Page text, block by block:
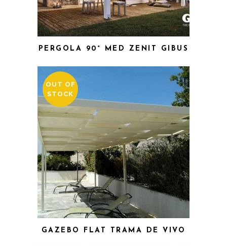
PERGOLA 90° MED ZENIT GIBUS
OUT OF
STOCK
GAZEBO FLAT TRAMA DE VIVO